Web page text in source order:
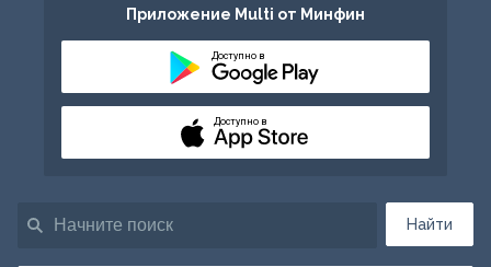
Найти
Приложение Multi от Минфин
Доступно в
Доступно в